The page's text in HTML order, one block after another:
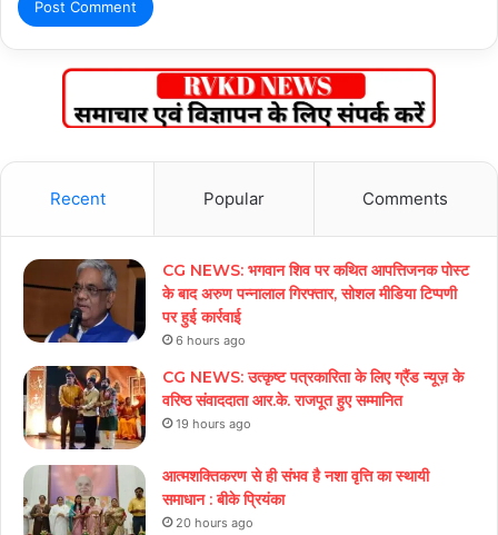
Recent Popular Comments
CG NEWS: भगवान शिव पर कथित आपत्तिजनक पोस्ट
के बाद अरुण पन्नालाल गिरफ्तार, सोशल मीडिया टिप्पणी
पर हुई कार्रवाई
6 hours ago
CG NEWS: उत्कृष्ट पत्रकारिता के लिए ग्रैंड न्यूज़ के
वरिष्ठ संवाददाता आर.के. राजपूत हुए सम्मानित
19 hours ago
आत्मशक्तिकरण से ही संभव है नशा वृत्ति का स्थायी
समाधान : बीके प्रियंका
20 hours ago